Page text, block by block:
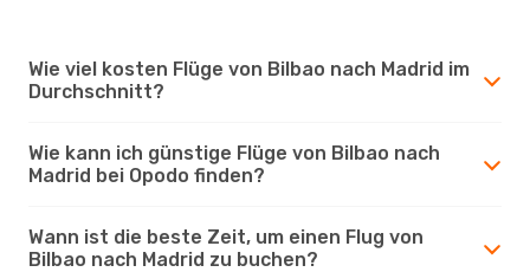
Wie viel kosten Flüge von Bilbao nach Madrid im
Durchschnitt?
Wie kann ich günstige Flüge von Bilbao nach
Madrid bei Opodo finden?
Wann ist die beste Zeit, um einen Flug von
Bilbao nach Madrid zu buchen?